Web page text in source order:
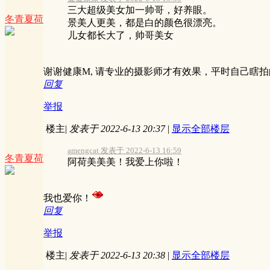
冬青夏荷
三大超级美女加一帅哥，好养眼。
景美人更美，都是白的颜色很漂亮。
儿女都长大了，帅哥美女
谢谢健康M, 请专业的摄影师才有效果，平时自己瞎
回复
举报
冬青夏荷
楼主| 发表于 2022-6-13 20:37 | 显示全部楼层
amengcat 发表于 2022-6-13 16:59
阿荷美美美！我爱上你啦！
我也爱你！
回复
举报
楼主| 发表于 2022-6-13 20:38 | 显示全部楼层